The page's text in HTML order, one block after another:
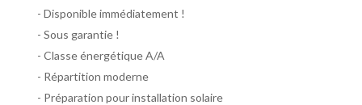
- Disponible immédiatement !
- Sous garantie !
- Classe énergétique A/A
- Répartition moderne
- Préparation pour installation solaire